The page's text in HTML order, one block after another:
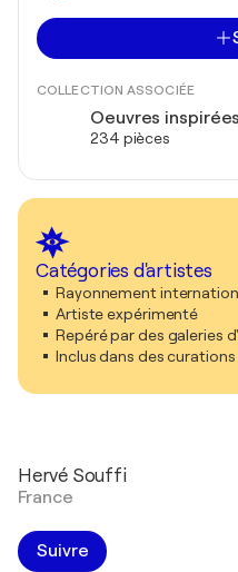
COLLECTION ASSOCIÉE
Oeuvres
234 pièces
Catégories d'artistes
Rayonnement
Artiste expérimenté
Repéré par des galeries
Inclus dans des
Hervé Souffi
France
Suivre